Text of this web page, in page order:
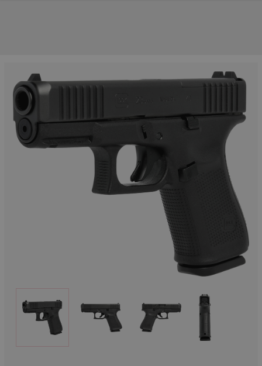
NOS PRINCIPALES MARQUES
Armes
Lampes et accessoires